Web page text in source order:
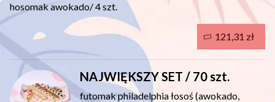
hosomak awokado/ 4 szt.
NAJWIĘKSZY SET / 70 szt.
futomak philadelphia łosoś (awokado,